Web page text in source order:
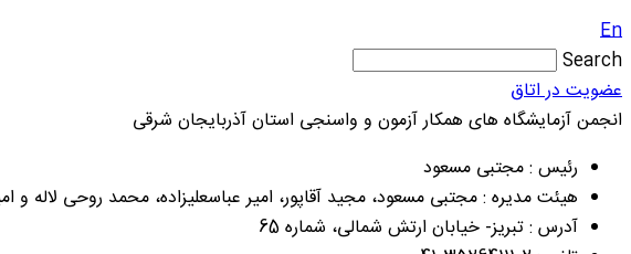
En
Search
عضویت در اتاق
انجمن آزمایشگاه های همکار آزمون و واسنجی استان آذربایجان شرقی
رئیس : مجتبی مسعود
هیئت مدیره : مجتبی مسعود، مجید آقاپور، امیر عباسعلیزاده، محمد روحی لاله
آدرس : تبریز- خیابان ارتش شمالی، شماره 65